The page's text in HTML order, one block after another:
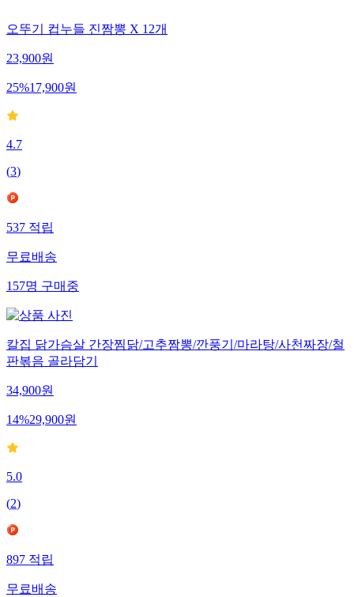
오뚜기 컵누들 진짬뽕 X 12개
23,900원
25%17,900원
4.7
(3)
537 적립
무료배송
157명 구매중
칼집 닭가슴살 간장찜닭/고추짬뽕/깐풍기/마라탕/사천짜장/철
판볶음 골라담기
34,900원
14%29,900원
5.0
(2)
897 적립
무료배송